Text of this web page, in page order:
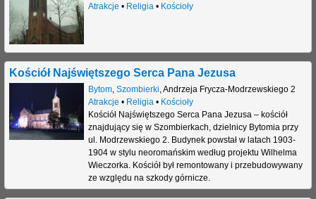
Atrakcje • Religia • Kościoły
Kościół Najświętszego Serca Pana Jezusa
Bytom, Szombierki Andrzeja Frycza-Modrzewskiego 2
Atrakcje • Religia • Kościoły
Kościół Najświętszego Serca Pana Jezusa – kościół
znajdujący się w Szombierkach, dzielnicy Bytomia przy
ul. Modrzewskiego 2. Budynek powstał w latach 1903-
1904 w stylu neoromańskim według projektu Wilhelma
Wieczorka. Kościół był remontowany i przebudowywany
ze względu na szkody górnicze.